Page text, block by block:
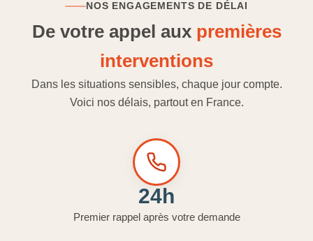
NOS ENGAGEMENTS DE DÉLAI
De votre appel aux premières
interventions
Dans les situations sensibles, chaque jour compte.
Voici nos délais, partout en France.
24h
Premier rappel après votre demande